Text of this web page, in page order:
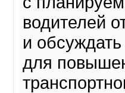
водителей
и
для